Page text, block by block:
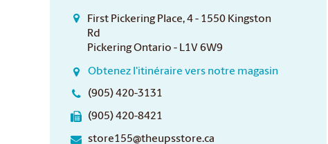
First Pickering Place, 4 - 1550 Kingston
Rd
Pickering Ontario - L1V 6W9
Obtenez l'itinéraire vers notre magasin
(905) 420-3131
(905) 420-8421
store155@theupsstore.ca